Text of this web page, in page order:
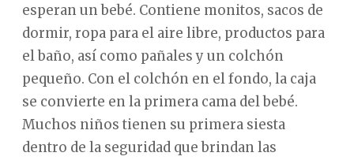
esperan un bebé. Contiene monitos, sacos de
dormir, ropa para el aire libre, productos para
el baño, así como pañales y un colchón
pequeño. Con el colchón en el fondo, la caja
se convierte en la primera cama del bebé.
Muchos niños tienen su primera siesta
dentro de la seguridad que brindan las